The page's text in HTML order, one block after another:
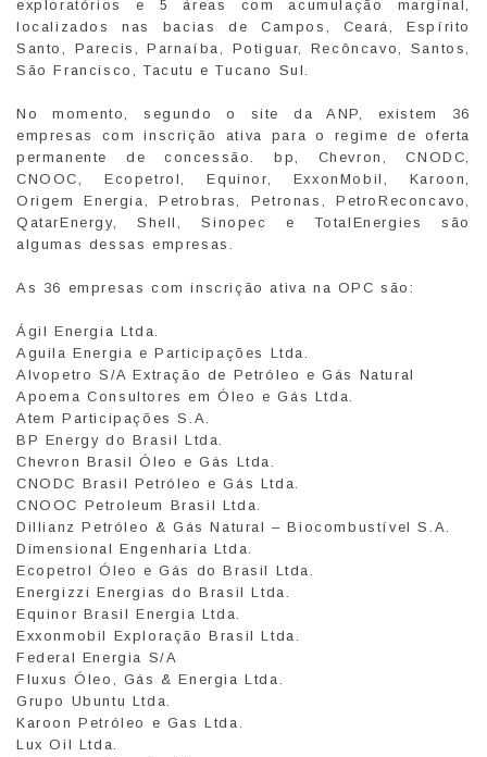
exploratórios e 5 áreas com acumulação marginal,
localizados nas bacias de Campos, Ceará, Espírito
Santo, Parecis, Parnaíba, Potiguar, Recôncavo, Santos,
São Francisco, Tacutu e Tucano Sul.
No momento, segundo o site da ANP, existem 36
empresas com inscrição ativa para o regime de oferta
permanente de concessão. bp, Chevron, CNODC,
CNOOC, Ecopetrol, Equinor, ExxonMobil, Karoon,
Origem Energia, Petrobras, Petronas, PetroReconcavo,
QatarEnergy, Shell, Sinopec e TotalEnergies são
algumas dessas empresas.
As 36 empresas com inscrição ativa na OPC são:
Ágil Energia Ltda.
Aguila Energia e Participações Ltda.
Alvopetro S/A Extração de Petróleo e Gás Natural
Apoema Consultores em Óleo e Gás Ltda.
Atem Participações S.A.
BP Energy do Brasil Ltda.
Chevron Brasil Óleo e Gás Ltda.
CNODC Brasil Petróleo e Gás Ltda.
CNOOC Petroleum Brasil Ltda.
Dillianz Petróleo & Gás Natural – Biocombustível S.A.
Dimensional Engenharia Ltda.
Ecopetrol Óleo e Gás do Brasil Ltda.
Energizzi Energias do Brasil Ltda.
Equinor Brasil Energia Ltda.
Exxonmobil Exploração Brasil Ltda.
Federal Energia S/A
Fluxus Óleo, Gás & Energia Ltda.
Grupo Ubuntu Ltda.
Karoon Petróleo e Gas Ltda.
Lux Oil Ltda.